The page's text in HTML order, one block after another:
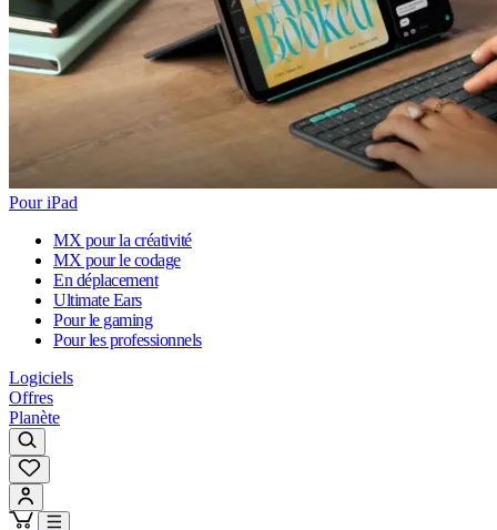
Pour iPad
MX pour la créativité
MX pour le codage
En déplacement
Ultimate Ears
Pour le gaming
Pour les professionnels
Logiciels
Offres
Planète